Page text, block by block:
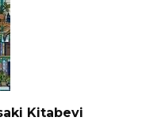
Kitabevi